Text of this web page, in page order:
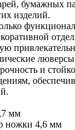
бумажных
изделий.
и
мм
ножки 4,6 мм